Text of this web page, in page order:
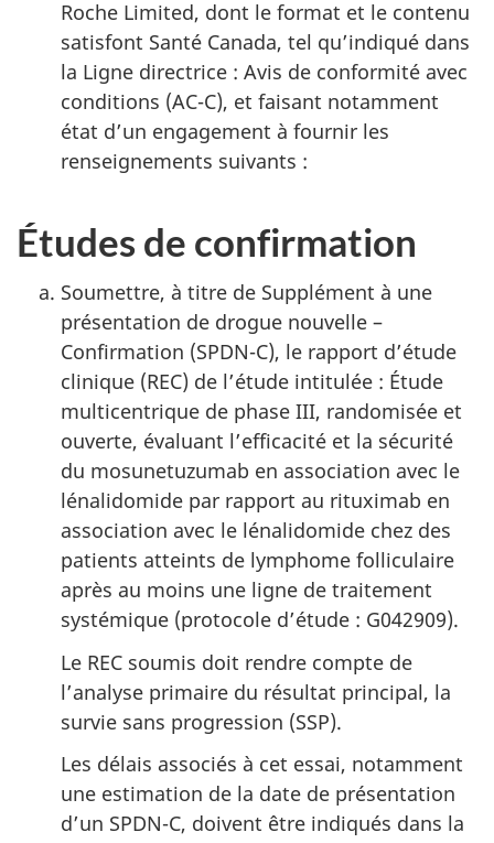
Roche Limited, dont le format et le contenu
satisfont Santé Canada, tel qu’indiqué dans
la Ligne directrice : Avis de conformité avec
conditions (AC-C), et faisant notamment
état d’un engagement à fournir les
renseignements suivants :
Études de confirmation
Soumettre, à titre de Supplément à une
présentation de drogue nouvelle –
Confirmation (SPDN-C), le rapport d’étude
clinique (REC) de l’étude intitulée : Étude
multicentrique de phase III, randomisée et
ouverte, évaluant l’efficacité et la sécurité
du mosunetuzumab en association avec le
lénalidomide par rapport au rituximab en
association avec le lénalidomide chez des
patients atteints de lymphome folliculaire
après au moins une ligne de traitement
systémique (protocole d’étude : G042909).
Le REC soumis doit rendre compte de
l’analyse primaire du résultat principal, la
survie sans progression (SSP).
Les délais associés à cet essai, notamment
une estimation de la date de présentation
d’un SPDN-C, doivent être indiqués dans la